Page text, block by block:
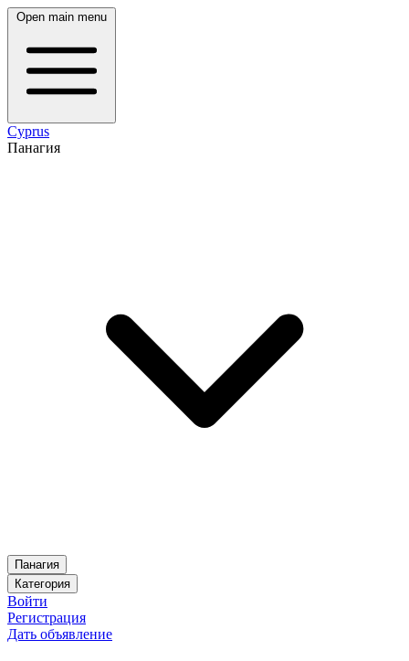
Open main menu
Cyprus
Панагия
Панагия
Категория
Войти
Регистрация
Дать объявление